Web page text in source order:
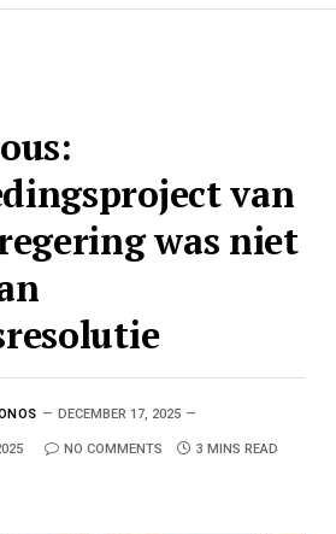
van
was niet
DECEMBER 17, 2025
NO COMMENTS 3 MINS READ